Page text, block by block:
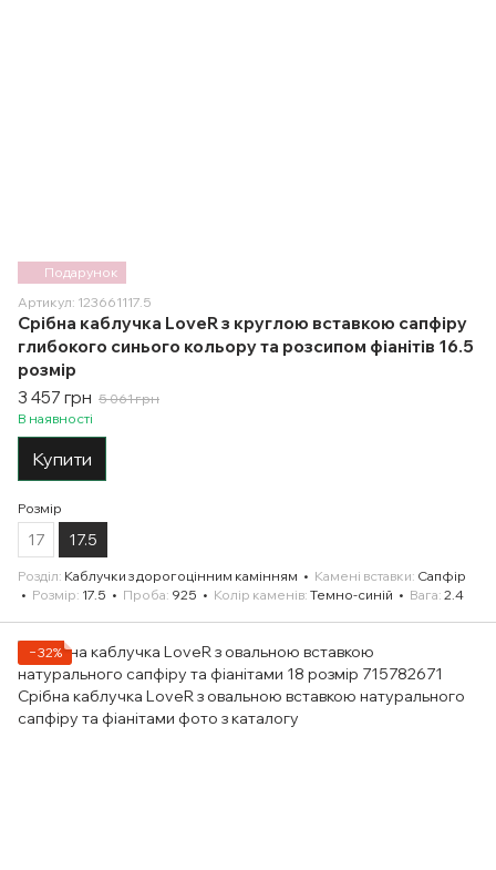
Подарунок
Артикул: 123661117.5
Срібна каблучка LoveR з круглою вставкою сапфіру
глибокого синього кольору та розсипом фіанітів 16.5
розмір
3 457 грн 5 061 грн
В наявності
Купити
Розмір
17 17.5
Розділ Каблучки з дорогоцінним камінням Камені вставки Сапфір
Розмір 17.5 Проба 925 Колір каменів Темно-синій Вага 2.4
−32%